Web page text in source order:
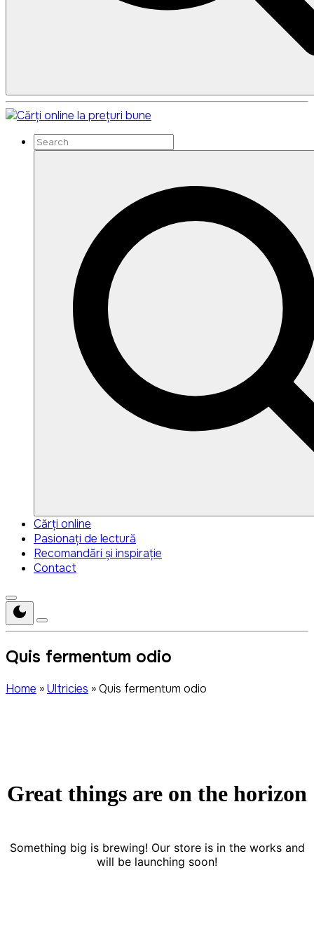
Search
Search
for:
Search
Search
for:
Cărți online
Pasionați de lectură
Recomandări și inspirație
Contact
Quis fermentum odio
Home »Ultricies »Quis fermentum odio
Great things are on the horizon
Something big is brewing! Our store is in the works and
will be launching soon!